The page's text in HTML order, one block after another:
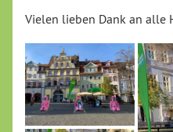
Vielen lieben Dank an alle